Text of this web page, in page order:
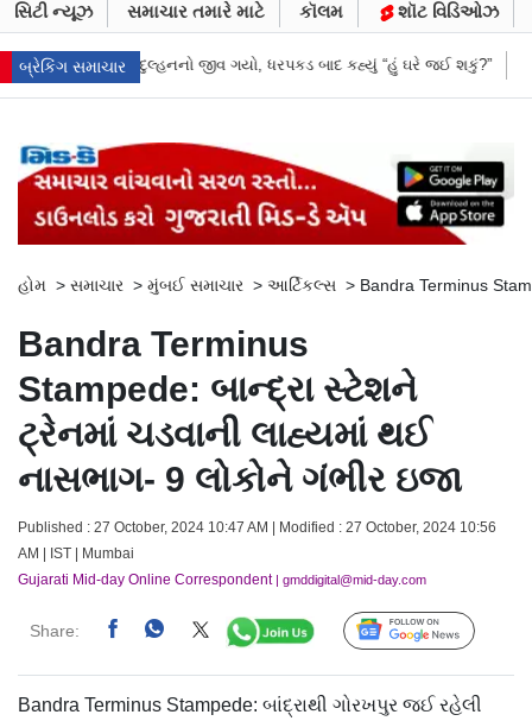
સિટી ન્યૂઝ સમાચાર તમારે માટે કૉલમ શૉટ વિડિઓઝ
બ્રેકિંગ સમાચાર
બાદ કહ્યું “હું ઘરે જઈ શકું?” ‘હું બાબા બાગેશ્વર નથી...’: IIT દિલ્હીમાં
હોમ > સમાચાર > મુંબઈ સમાચાર > આર્ટિકલ્સ > Bandra Terminus
Bandra Terminus
Stampede: બાન્દ્રા સ્ટેશને
ટ્રેનમાં ચડવાની લાહ્યમાં થઈ
નાસભાગ- 9 લોકોને ગંભીર ઇજા
Published : 27 October, 2024 10:47 AM | Modified : 27 October, 2024 10:56
AM | IST | Mumbai
Gujarati Mid-day Online Correspondent| gmddigital@mid-day.com
Share: Follow Us
Bandra Terminus Stampede: બાંદ્રાથી ગોરખપુર જઈ રહેલી